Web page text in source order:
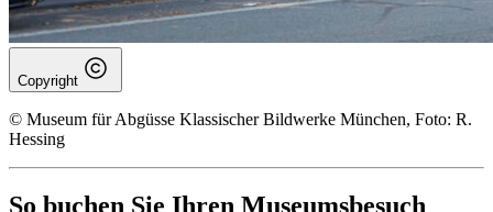
Copyright
© Museum für Abgüsse Klassischer Bildwerke München, Foto: R.
Hessing
So buchen Sie Ihren Museumsbesuch